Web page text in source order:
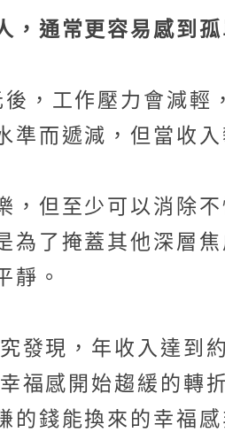
通常更容易感到孤
，工作壓力會減
準而遞減，但當收
，但至少可以消除
為了掩蓋其他深層
靜。
發現，年收入達到
福感開始趨緩的轉
錢能換來的幸福感